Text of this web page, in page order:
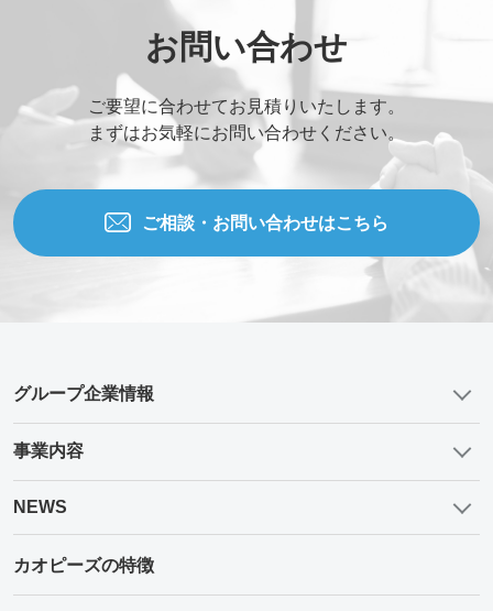
お問い合わせ
ご要望に合わせてお見積りいたします。
まずはお気軽にお問い合わせください。
ご相談・お問い合わせはこちら
グループ企業情報
事業内容
NEWS
カオピーズの特徴